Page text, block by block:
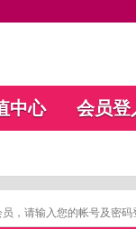
中心 会员登
，请输入您的帐号及密